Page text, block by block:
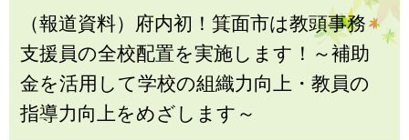
（報道資料）府内初！箕面市は教頭事務
支援員の全校配置を実施します！～補助
金を活用して学校の組織力向上・教員の
指導力向上をめざします～